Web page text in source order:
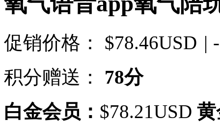
促销价格： $78.46USD |
积分赠送：
78分
白金会员： $78.21USD